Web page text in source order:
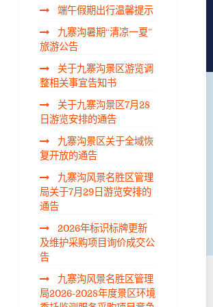
端午假期出行温馨提示
九寨沟暑期“清凉一夏”
旅游公告
关于九寨沟景区游览调
整相关事宜告知书
关于九寨沟景区7月28
日游览安排的通告
九寨沟景区关于全域恢
复开放的通告
九寨沟风景名胜区管理
局关于7月29日游览安排的
通告
2026年标识标牌更新
及维护采购项目询价成交公
告
九寨沟风景名胜区管理
局2026-2028年度景区环境